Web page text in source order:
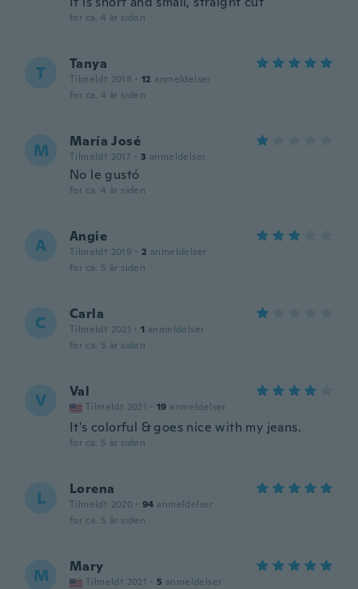
for ca. 4 år siden
T Tanya
Tilmeldt 2018 · 12 anmeldelser
for ca. 4 år siden
M María José
Tilmeldt 2017 · 3 anmeldelser
No le gustó
for ca. 4 år siden
A Angie
Tilmeldt 2019 · 2 anmeldelser
for ca. 5 år siden
C Carla
Tilmeldt 2021 · 1 anmeldelser
for ca. 5 år siden
V Val
Tilmeldt 2021 · 19 anmeldelser
It's colorful & goes nice with my jeans.
for ca. 5 år siden
L Lorena
Tilmeldt 2020 · 94 anmeldelser
for ca. 5 år siden
M Mary
Tilmeldt 2021 · 5 anmeldelser